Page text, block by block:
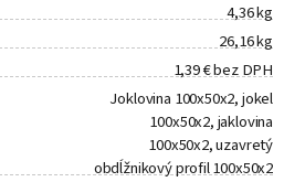
4,36 kg
26,16 kg
1,39 € bez DPH
Joklovina 100x50x2, jokel
100x50x2, jaklovina
100x50x2, uzavretý
obdĺžnikový profil 100x50x2